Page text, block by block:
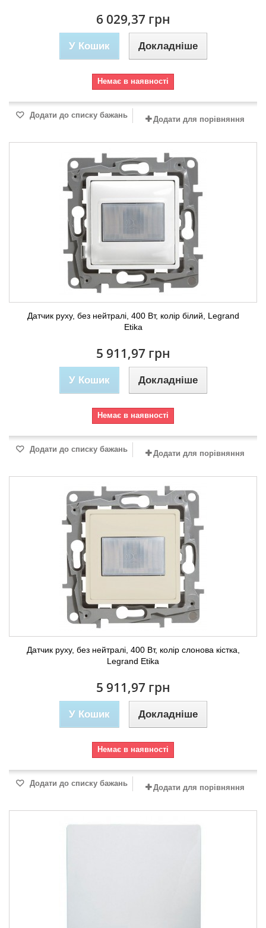
6 029,37 грн
У Кошик Докладніше
Немає в наявності
Додати до списку бажань Додати для порівняння
Датчик руху, без нейтралі, 400 Вт, колір білий, Legrand
Etika
5 911,97 грн
У Кошик Докладніше
Немає в наявності
Додати до списку бажань Додати для порівняння
Датчик руху, без нейтралі, 400 Вт, колір слонова кістка,
Legrand Etika
5 911,97 грн
У Кошик Докладніше
Немає в наявності
Додати до списку бажань Додати для порівняння